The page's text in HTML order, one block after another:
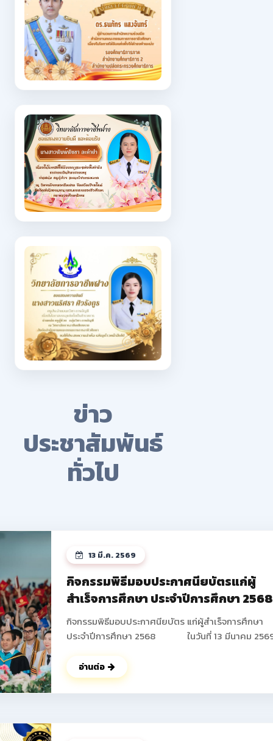
ข่าว
ประชาสัมพันธ์
ทั่วไป
13 มี.ค. 2569
กิจกรรมพิธีมอบประกาศนียบัตรแก่ผู้
สำเร็จการศึกษา ประจำปีการศึกษา 2568
กิจกรรมพิธีมอบประกาศนียบัตร แก่ผู้สำเร็จการศึกษา
ประจำปีการศึกษา 2568 ในวันที่ 13 มีนาคม 2569
ประกาศนียบัตร แก่ผู้สำเร็จการศึกษา ประจำปีการศึกษา
2568 ซึ่งมีนักเรียน นักศึกษาที่เข้าร่วมกิจกรรมในครั้งนี้
จำนวนทั้งสิ้น 673 คน โดยมีนายปัญญา ช่างงาน ผู้อำน
อ่านต่อ